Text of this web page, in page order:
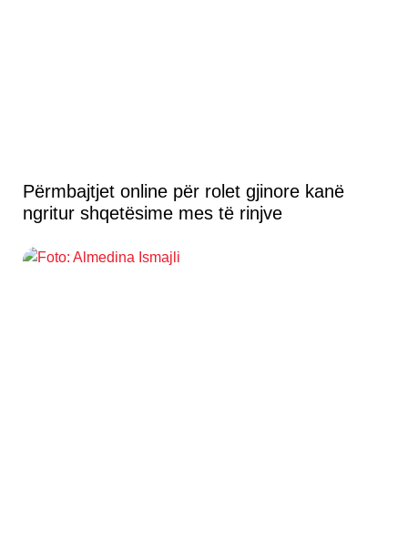
Përmbajtjet online për rolet gjinore kanë
ngritur shqetësime mes të rinjve